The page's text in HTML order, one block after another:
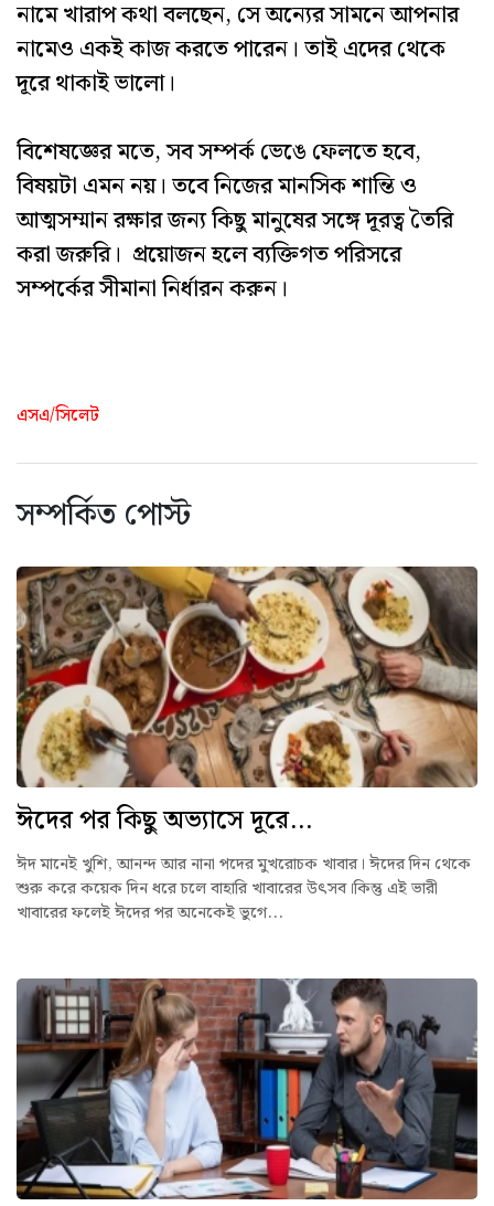
নামে খারাপ কথা বলছেন, সে অন্যের সামনে আপনার
নামেও একই কাজ করতে পারেন। তাই এদের থেকে
দূরে থাকাই ভালো।
বিশেষজ্ঞের মতে, সব সম্পর্ক ভেঙে ফেলতে হবে,
বিষয়টা এমন নয়। তবে নিজের মানসিক শান্তি ও
আত্মসম্মান রক্ষার জন্য কিছু মানুষের সঙ্গে দূরত্ব তৈরি
করা জরুরি। প্রয়োজন হলে ব্যক্তিগত পরিসরে
সম্পর্কের সীমানা নির্ধারন করুন।
এসএ/সিলেট
সম্পর্কিত পোস্ট
ঈদের পর কিছু অভ্যাসে দূরে...
ঈদ মানেই খুশি, আনন্দ আর নানা পদের মুখরোচক খাবার। ঈদের দিন থেকে
শুরু করে কয়েক দিন ধরে চলে বাহারি খাবারের উৎসব।কিন্তু এই ভারী
খাবারের ফলেই ঈদের পর অনেকেই ভুগে...